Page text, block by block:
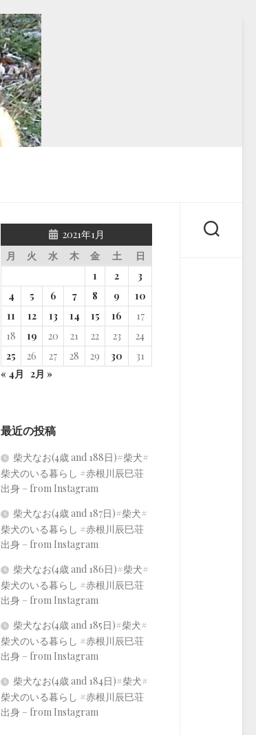
2021年1月
月
火 水 木 金 土
日
1
2
3
4
5 6 7 8 9
10
11
12 13 14 15 16
17
18
19 20 21 22 23
24
25
26 27 28 29 30
31
« 4月 2月 »
最近の投稿
柴犬なお(4歳 and 188日)#柴犬#
柴犬のいる暮らし #赤根川辰巳荘
出身 – from Instagram
柴犬なお(4歳 and 187日)#柴犬#
柴犬のいる暮らし #赤根川辰巳荘
出身 – from Instagram
柴犬なお(4歳 and 186日)#柴犬#
柴犬のいる暮らし #赤根川辰巳荘
出身 – from Instagram
柴犬なお(4歳 and 185日)#柴犬#
柴犬のいる暮らし #赤根川辰巳荘
出身 – from Instagram
柴犬なお(4歳 and 184日)#柴犬#
柴犬のいる暮らし #赤根川辰巳荘
出身 – from Instagram